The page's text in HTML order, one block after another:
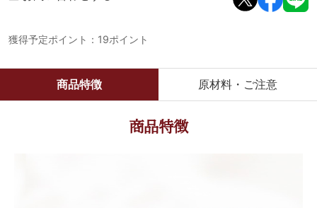
獲得予定ポイント：19ポイント
商品特徴 原材料・ご注意
商品特徴